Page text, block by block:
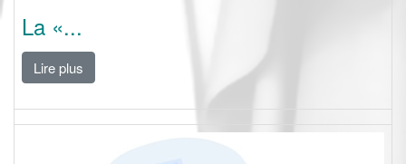
La «...
Lire plus